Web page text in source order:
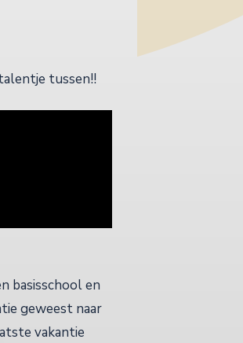
tussen!!
basisschool en
geweest naar
vakantie